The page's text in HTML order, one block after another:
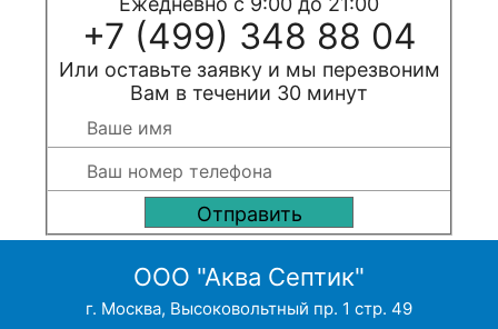
+7 (499) 348 88 04
Или оставьте заявку и мы перезвоним
Вам в течении 30 минут
ООО "Аква Септик"
г. Москва, Высоковольтный пр. 1 стр. 49